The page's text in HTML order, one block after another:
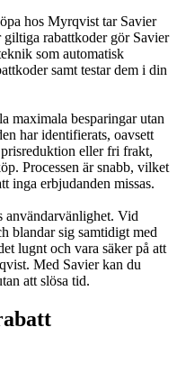
hos Myrqvist tar Savier
giltiga rabattkoder gör Savier
som automatisk
samt testar dem i din
maximala besparingar utan
har identifierats, oavsett
eller fri frakt,
Processen är snabb, vilket
inga erbjudanden missas.
användarvänlighet. Vid
blandar sig samtidigt med
lugnt och vara säker på att
Med Savier kan du
att slösa tid.